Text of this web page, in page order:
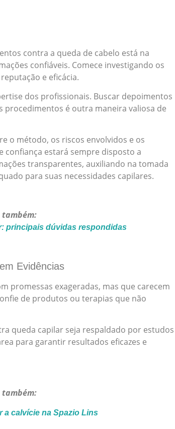
contra a queda de cabelo está na
confiáveis. Comece investigando os
e eficácia.
dos profissionais. Buscar depoimentos
procedimentos é outra maneira valiosa de
o método, os riscos envolvidos e os
confiança estará sempre disposto a
transparentes, auxiliando na tomada
para suas necessidades capilares.
também:
principais dúvidas respondidas
Evidências
promessas exageradas, mas que carecem
de produtos ou terapias que não
queda capilar seja respaldado por estudos
para garantir resultados eficazes e
também:
a calvície na Spazio Lins